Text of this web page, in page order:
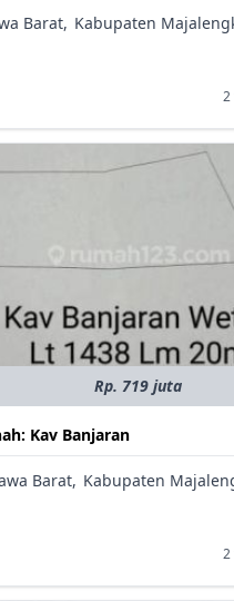
Barat, Kabupaten
2
Rp. 719 juta
Kav Banjaran
Barat, Kabupaten
2